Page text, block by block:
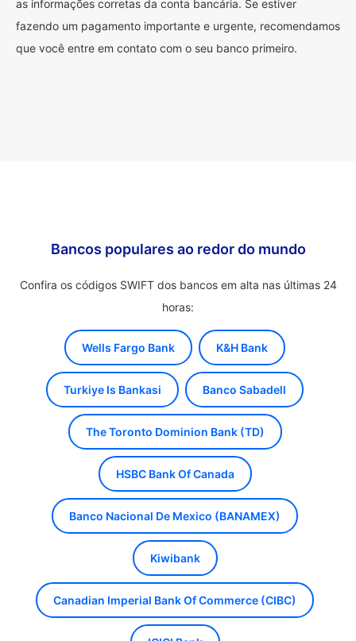
as informações corretas da conta bancária. Se estiver
fazendo um pagamento importante e urgente, recomendamos
que você entre em contato com o seu banco primeiro.
Bancos populares ao redor do mundo
Confira os códigos SWIFT dos bancos em alta nas últimas 24
horas:
Wells Fargo Bank K&H Bank
Turkiye Is Bankasi Banco Sabadell
The Toronto Dominion Bank (TD)
HSBC Bank Of Canada
Banco Nacional De Mexico (BANAMEX)
Kiwibank
Canadian Imperial Bank Of Commerce (CIBC)